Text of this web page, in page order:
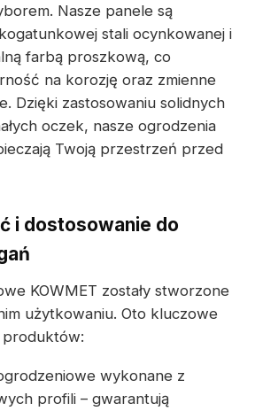
Nasze panele są
stali ocynkowanej i
farbą proszkową, co
na korozję oraz zmienne
Dzięki zastosowaniu solidnych
oczek, nasze ogrodzenia
Twoją przestrzeń przed
i dostosowanie do
KOWMET zostały stworzone
użytkowaniu. Oto kluczowe
produktów:
wykonane z
profili – gwarantują